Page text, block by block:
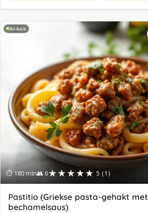
AI-kok
⏱ 180 min👥 6★★★★★ 5 (1)
Pastitio (Griekse pasta-gehakt met
bechamelsaus)